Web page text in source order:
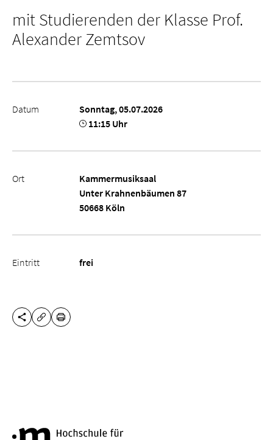
mit Studierenden der Klasse Prof.
Alexander Zemtsov
Datum
Sonntag, 05.07.2026
11:15 Uhr
Ort
Kammermusiksaal
Unter Krahnenbäumen 87
50668 Köln
Eintritt frei
DIESE SEITE TEILEN
URL KOPIEREN
DRUCKEN